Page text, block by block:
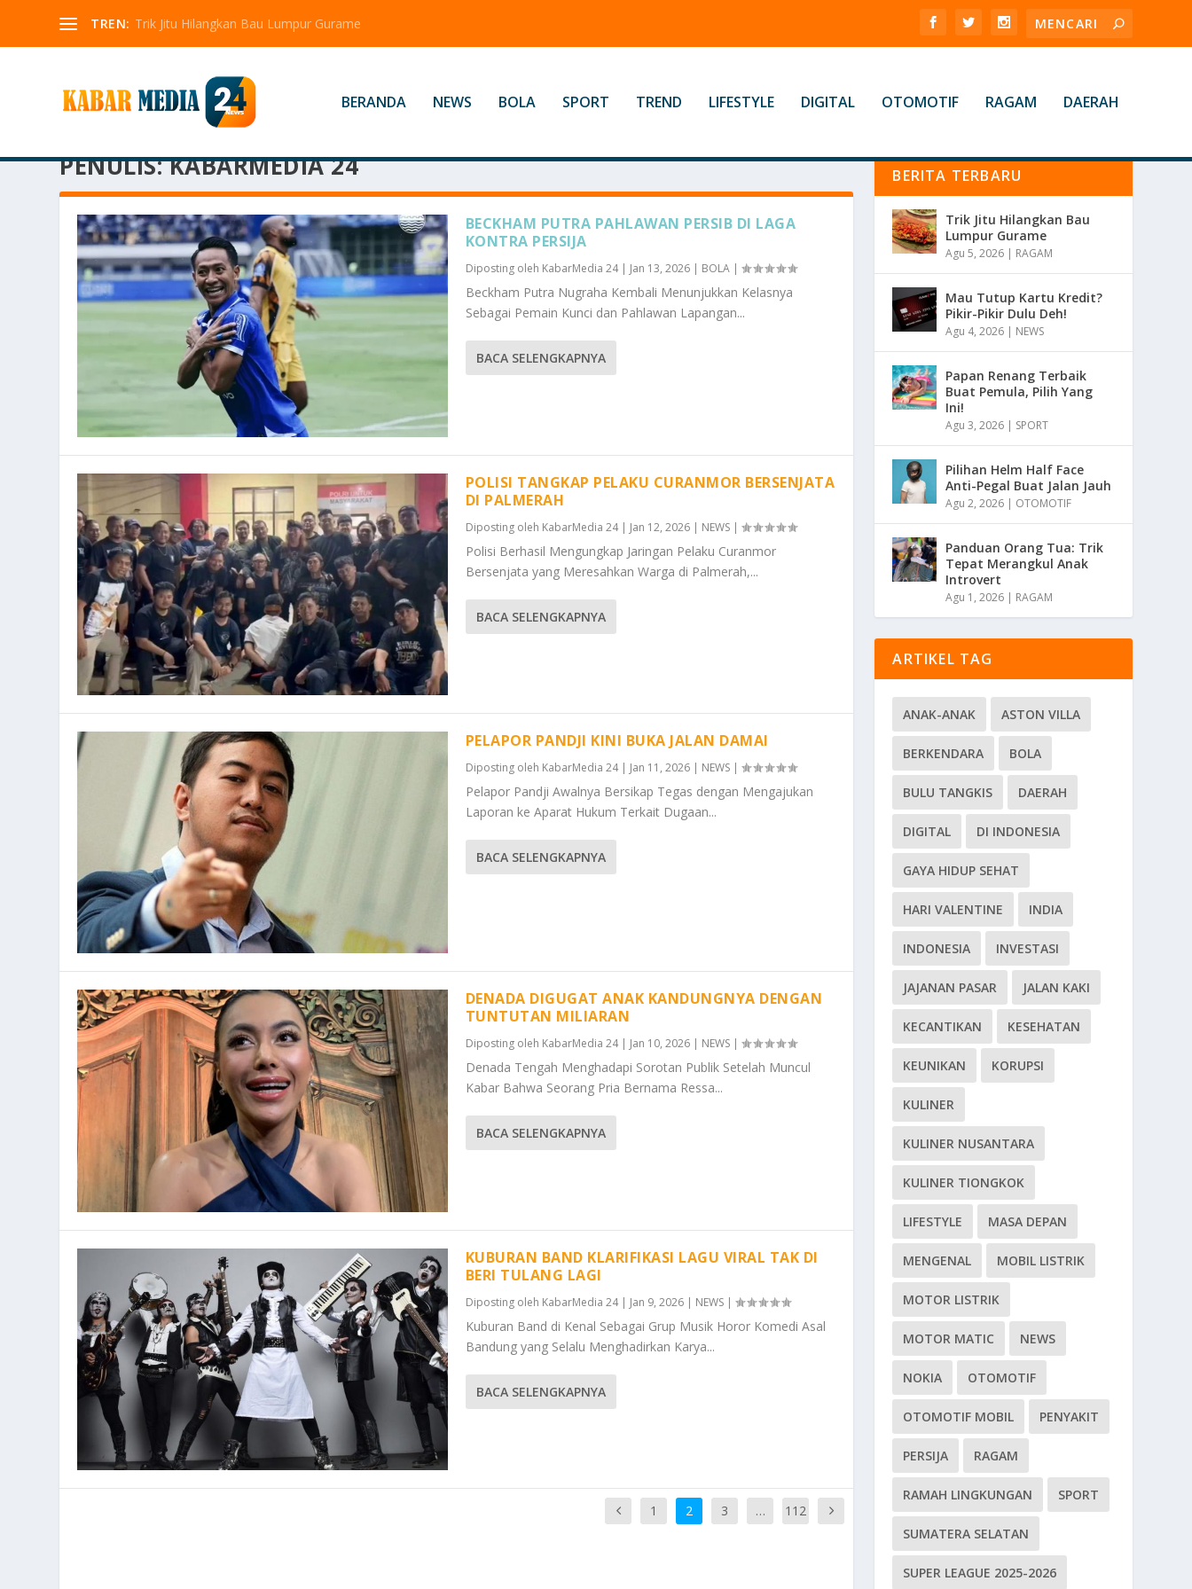
TREN: Trik Jitu Hilangkan Bau Lumpur Gurame
BERANDA NEWS BOLA SPORT TREND LIFESTYLE DIGITAL OTOMOTIF RAGAM DAERAH
PENULIS:KABARMEDIA 24
BECKHAM PUTRA PAHLAWAN PERSIB DI LAGA
KONTRA PERSIJA
Diposting oleh KabarMedia 24| Jan 13, 2026| BOLA|
Beckham Putra Nugraha Kembali Menunjukkan Kelasnya
Sebagai Pemain Kunci dan Pahlawan Lapangan...
BACA SELENGKAPNYA
POLISI TANGKAP PELAKU CURANMOR BERSENJATA
DI PALMERAH
Diposting oleh KabarMedia 24| Jan 12, 2026| NEWS|
Polisi Berhasil Mengungkap Jaringan Pelaku Curanmor
Bersenjata yang Meresahkan Warga di Palmerah,...
BACA SELENGKAPNYA
PELAPOR PANDJI KINI BUKA JALAN DAMAI
Diposting oleh KabarMedia 24| Jan 11, 2026| NEWS|
Pelapor Pandji Awalnya Bersikap Tegas dengan Mengajukan
Laporan ke Aparat Hukum Terkait Dugaan...
BACA SELENGKAPNYA
DENADA DIGUGAT ANAK KANDUNGNYA DENGAN
TUNTUTAN MILIARAN
Diposting oleh KabarMedia 24| Jan 10, 2026| NEWS|
Denada Tengah Menghadapi Sorotan Publik Setelah Muncul
Kabar Bahwa Seorang Pria Bernama Ressa...
BACA SELENGKAPNYA
KUBURAN BAND KLARIFIKASI LAGU VIRAL TAK DI
BERI TULANG LAGI
Diposting oleh KabarMedia 24| Jan 9, 2026| NEWS|
Kuburan Band di Kenal Sebagai Grup Musik Horor Komedi Asal
Bandung yang Selalu Menghadirkan Karya...
BACA SELENGKAPNYA
1 2 3 … 112
BERITA TERBARU
Trik Jitu Hilangkan Bau
Lumpur Gurame
Agu 5, 2026 | RAGAM
Mau Tutup Kartu Kredit?
Pikir-Pikir Dulu Deh!
Agu 4, 2026 | NEWS
Papan Renang Terbaik
Buat Pemula, Pilih Yang
Ini!
Agu 3, 2026 | SPORT
Pilihan Helm Half Face
Anti-Pegal Buat Jalan Jauh
Agu 2, 2026 | OTOMOTIF
Panduan Orang Tua: Trik
Tepat Merangkul Anak
Introvert
Agu 1, 2026 | RAGAM
ARTIKEL TAG
ANAK-ANAK ASTON VILLA
BERKENDARA BOLA
BULU TANGKIS DAERAH
DIGITAL DI INDONESIA
GAYA HIDUP SEHAT
HARI VALENTINE INDIA
INDONESIA INVESTASI
JAJANAN PASAR JALAN KAKI
KECANTIKAN KESEHATAN
KEUNIKAN KORUPSI
KULINER
KULINER NUSANTARA
KULINER TIONGKOK
LIFESTYLE MASA DEPAN
MENGENAL MOBIL LISTRIK
MOTOR LISTRIK
MOTOR MATIC NEWS
NOKIA OTOMOTIF
OTOMOTIF MOBIL PENYAKIT
PERSIJA RAGAM
RAMAH LINGKUNGAN SPORT
SUMATERA SELATAN
SUPER LEAGUE 2025-2026